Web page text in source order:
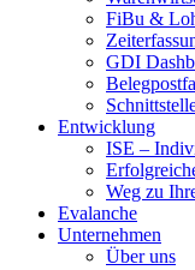
FiBu &
GDI
Entwicklung
ISE –
Weg zu
Evalanche
Unternehmen
Über uns